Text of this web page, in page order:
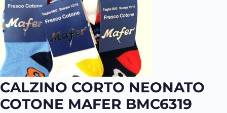
CALZINO CORTO NEONATO
COTONE MAFER BMC6319